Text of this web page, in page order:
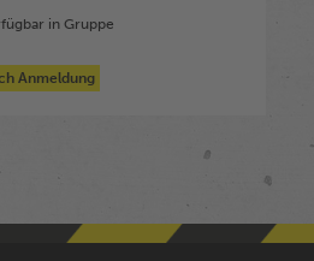
in Gruppe
Anmeldung